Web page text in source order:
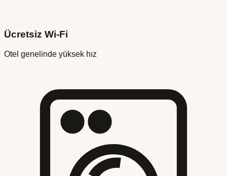
Ücretsiz Wi-Fi
Otel genelinde yüksek hız